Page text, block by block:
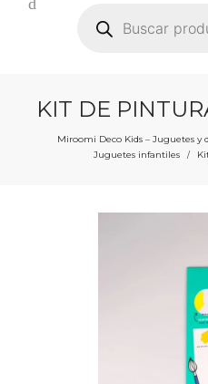
productos
KIT DE
Miroomi Deco Kids – Juguetes y
Juguetes infantiles /